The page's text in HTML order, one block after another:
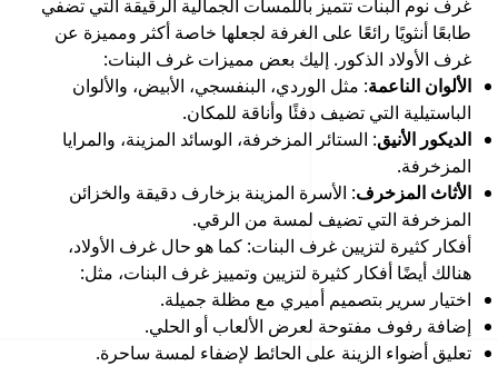
غرف نوم البنات تتميز باللمسات الجمالية الرقيقة التي تضفي
طابعًا أنثويًا رائعًا على الغرفة لجعلها خاصة أكثر ومميزة عن
غرف الأولاد الذكور. إليك بعض مميزات غرف البنات:
الألوان الناعمة: مثل الوردي، البنفسجي، الأبيض، والألوان
الباستيلية التي تضيف دفئًا وأناقة للمكان.
الديكور الأنيق: الستائر المزخرفة، الوسائد المزينة، والمرايا
المزخرفة.
الأثاث المزخرف: الأسرة المزينة بزخارف دقيقة والخزائن
المزخرفة التي تضيف لمسة من الرقي.
أفكار كثيرة لتزيين غرف البنات: كما هو حال غرف الأولاد،
هنالك أيضًا أفكار كثيرة لتزيين وتمييز غرف البنات، مثل:
اختيار سرير بتصميم أميري مع مظلة جميلة.
إضافة رفوف مفتوحة لعرض الألعاب أو الحلي.
تعليق أضواء الزينة على الحائط لإضفاء لمسة ساحرة.